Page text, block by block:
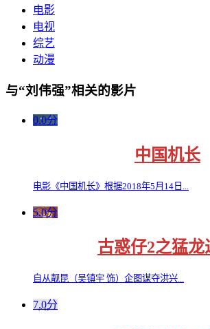
电影
电视
综艺
动漫
与“刘伟强”相关的影片
0.0分
中国机长
电影《中国机长》根据2018年5月14日...
5.0分
古惑仔2之猛龙
自从靓昆（吴镇宇 饰）企图谋夺洪兴...
7.0分